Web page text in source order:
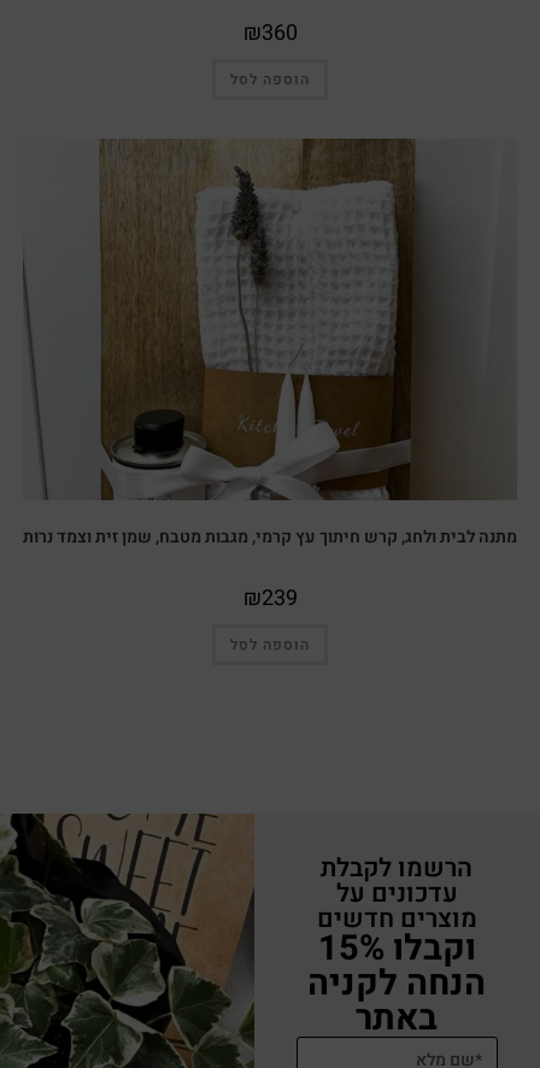
₪360
הוספה לסל
מתנה לבית ולחג, קרש חיתוך עץ קרמי, מגבות מטבח, שמן זית וצמד נרות
₪239
הוספה לסל
הרשמו לקבלת
עדכונים על
מוצרים חדשים
וקבלו 15%
הנחה לקניה
באתר